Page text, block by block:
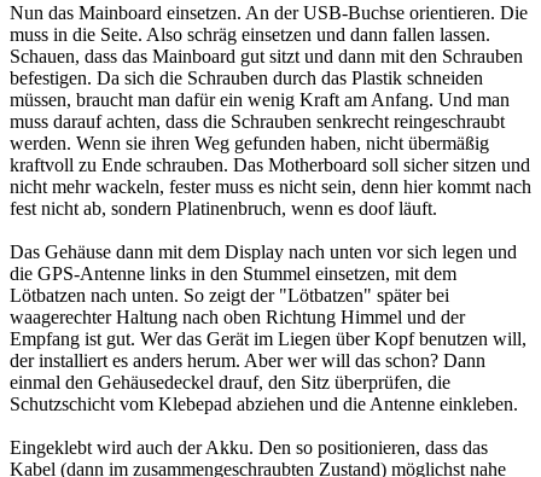
Nun das Mainboard einsetzen. An der USB-Buchse orientieren. Die
muss in die Seite. Also schräg einsetzen und dann fallen lassen.
Schauen, dass das Mainboard gut sitzt und dann mit den Schrauben
befestigen. Da sich die Schrauben durch das Plastik schneiden
müssen, braucht man dafür ein wenig Kraft am Anfang. Und man
muss darauf achten, dass die Schrauben senkrecht reingeschraubt
werden. Wenn sie ihren Weg gefunden haben, nicht übermäßig
kraftvoll zu Ende schrauben. Das Motherboard soll sicher sitzen und
nicht mehr wackeln, fester muss es nicht sein, denn hier kommt nach
fest nicht ab, sondern Platinenbruch, wenn es doof läuft.
Das Gehäuse dann mit dem Display nach unten vor sich legen und
die GPS-Antenne links in den Stummel einsetzen, mit dem
Lötbatzen nach unten. So zeigt der "Lötbatzen" später bei
waagerechter Haltung nach oben Richtung Himmel und der
Empfang ist gut. Wer das Gerät im Liegen über Kopf benutzen will,
der installiert es anders herum. Aber wer will das schon? Dann
einmal den Gehäusedeckel drauf, den Sitz überprüfen, die
Schutzschicht vom Klebepad abziehen und die Antenne einkleben.
Eingeklebt wird auch der Akku. Den so positionieren, dass das
Kabel (dann im zusammengeschraubten Zustand) möglichst nahe